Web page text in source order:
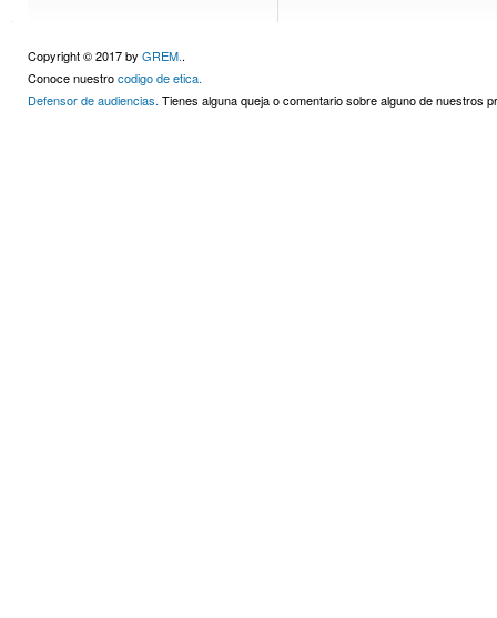
Copyright © 2017 by GREM..
Conoce nuestrocodigo de etica.
Defensor de audiencias. Tienes alguna queja o comentario sobre alguno de nuestros